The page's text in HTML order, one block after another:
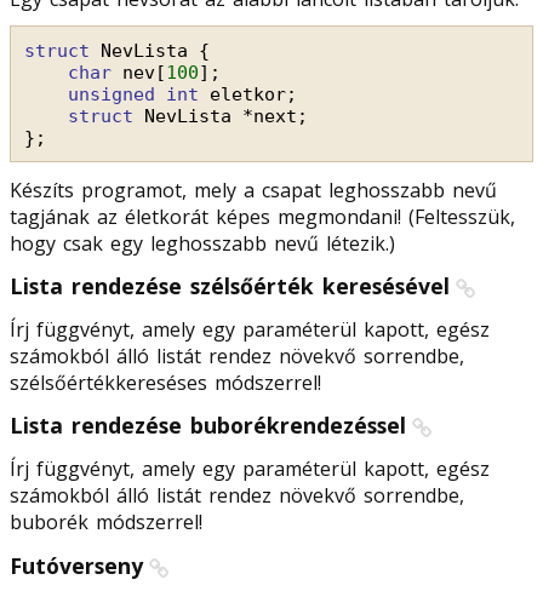
struct
NevLista {
char nev[100];
unsigned
int
eletkor;
struct
NevLista *next;
};
Készíts programot, mely a csapat leghosszabb nevű
tagjának az életkorát képes megmondani! (Feltesszük,
hogy csak egy leghosszabb nevű létezik.)
Lista rendezése szélsőérték keresésével
Írj függvényt, amely egy paraméterül kapott, egész
számokból álló listát rendez növekvő sorrendbe,
szélsőértékkereséses módszerrel!
Lista rendezése buborékrendezéssel
Írj függvényt, amely egy paraméterül kapott, egész
számokból álló listát rendez növekvő sorrendbe,
buborék módszerrel!
Futóverseny